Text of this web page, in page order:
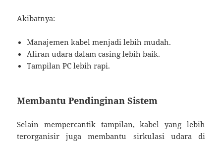
Akibatnya:
Manajemen kabel menjadi lebih mudah.
Aliran udara dalam casing lebih baik.
Tampilan PC lebih rapi.
Membantu Pendinginan Sistem
Selain mempercantik tampilan, kabel yang lebih
terorganisir juga membantu sirkulasi udara di